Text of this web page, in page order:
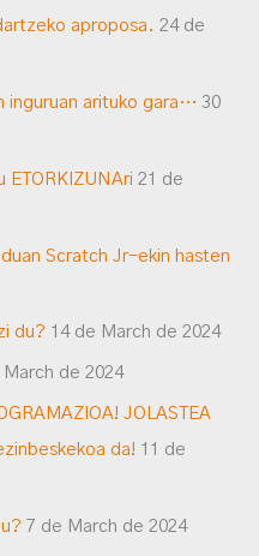
aproposa. 24 de
inguruan arituko gara… 30
21 de
Scratch Jr-ekin hasten
du? 14 de March de 2024
March de 2024
JOLASTEA
da! 11 de
7 de March de 2024